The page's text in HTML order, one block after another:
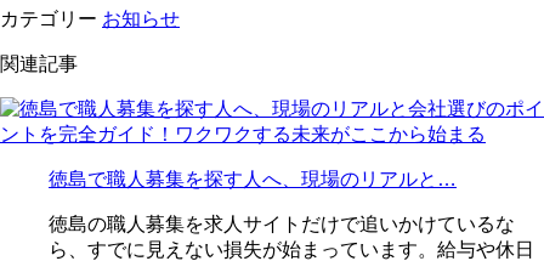
カテゴリー お知らせ
関連記事
徳島で職人募集を探す人へ、現場のリアルと…
徳島の職人募集を求人サイトだけで追いかけているな
ら、すでに見えない損失が始まっています。給与や休日